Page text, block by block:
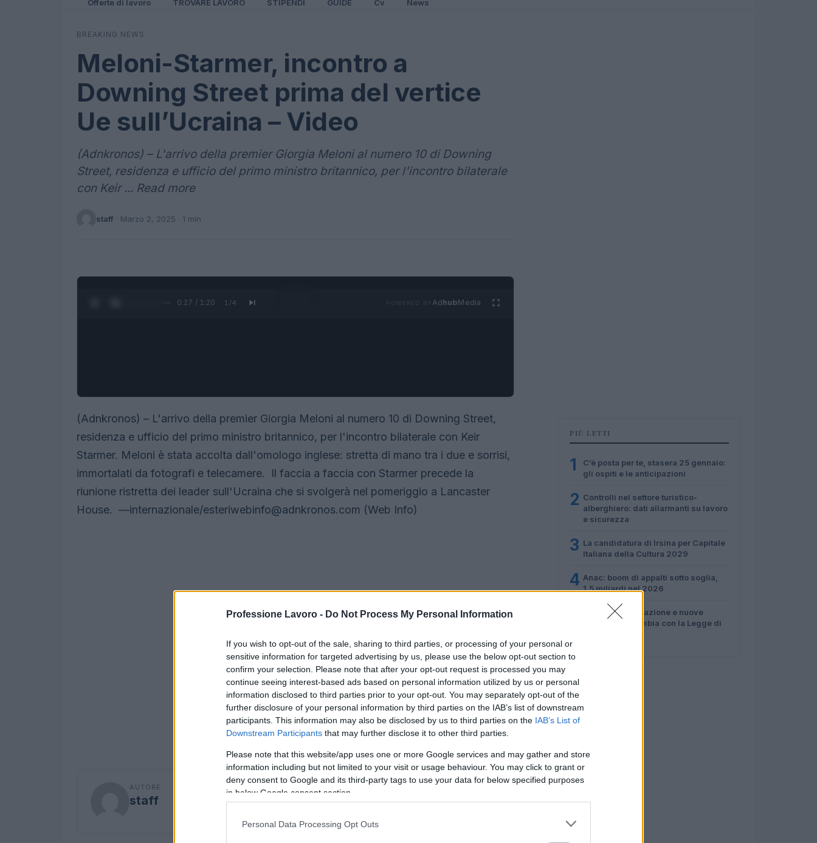
Professione Lavoro - Do Not Process My Personal Information
If you wish to opt-out of the sale, sharing to third parties, or processing of your personal or
sensitive information for targeted advertising by us, please use the below opt-out section to
confirm your selection. Please note that after your opt-out request is processed you may
continue seeing interest-based ads based on personal information utilized by us or personal
information disclosed to third parties prior to your opt-out. You may separately opt-out of the
further disclosure of your personal information by third parties on the IAB’s list of downstream
participants. This information may also be disclosed by us to third parties on the IAB’s List of
Downstream Participants that may further disclose it to other third parties.
Please note that this website/app uses one or more Google services and may gather and store
information including but not limited to your visit or usage behaviour. You may click to grant or
deny consent to Google and its third-party tags to use your data for below specified purposes
in below Google consent section.
Personal Data Processing Opt Outs
Offerte di lavoro TROVARE LAVORO STIPENDI GUIDE Cv News
BREAKING NEWS
Meloni-Starmer, incontro a
Downing Street prima del vertice
Ue sull’Ucraina – Video
(Adnkronos) – L'arrivo della premier Giorgia Meloni al numero 10 di Downing
Street, residenza e ufficio del primo ministro britannico, per l'incontro bilaterale
con Keir ... Read more
staff · Marzo 2, 2025 · 1 min
0:28 / 1:20 1 /4 AdhubMedia
(Adnkronos) – L'arrivo della premier Giorgia Meloni al numero 10 di Downing Street,
residenza e ufficio del primo ministro britannico, per l'incontro bilaterale con Keir
Starmer. Meloni è stata accolta dall'omologo inglese: stretta di mano tra i due e sorrisi,
immortalati da fotografi e telecamere. Il faccia a faccia con Starmer precede la
riunione ristretta dei leader sull'Ucraina che si svolgerà nel pomeriggio a Lancaster
House. —internazionale/esteriwebinfo@adnkronos.com (Web Info)
AUTORE
staff
PIÙ LETTI
1
C’è posta per te, stasera 25 gennaio:
gli ospiti e le anticipazioni
2 Controlli nel settore turistico-
alberghiero: dati allarmanti su lavoro
e sicurezza
3 La candidatura di Irsina per Capitale
Italiana della Cultura 2029
4 Anac: boom di appalti sotto soglia,
1,5 miliardi nel 2026
Proroga detassazione e nuove
tutele: cosa cambia con la Legge di